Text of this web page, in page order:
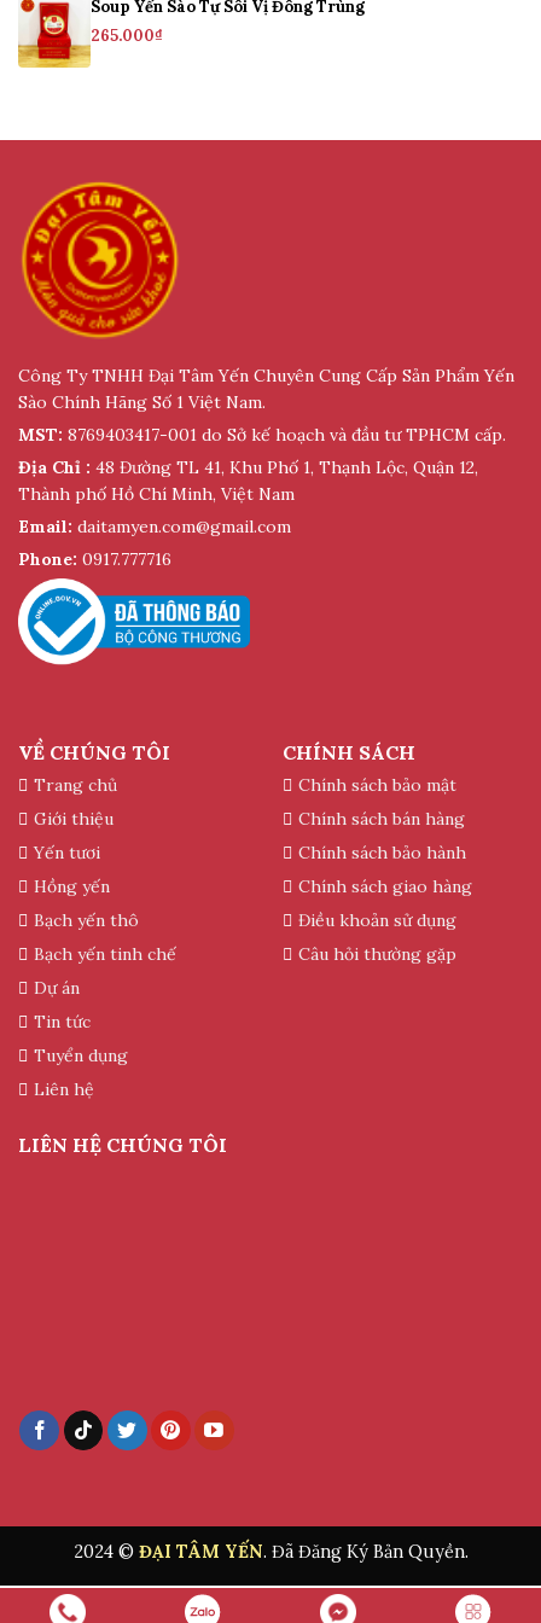
Địa Chỉ : 48 Đường TL 41, Khu Phố 1, Thạnh Lộc,
Quận 12, Thành phố Hồ Chí Minh, Việt Nam
Soup Yến Sào Tự Sôi Vị Đông Trùng
265.000₫
Công Ty TNHH Đại Tâm Yến Chuyên Cung Cấp Sản Phẩm Yến
Sào Chính Hãng Số 1 Việt Nam.
MST: 8769403417-001 do Sở kế hoạch và đầu tư TPHCM cấp.
Địa Chỉ : 48 Đường TL 41, Khu Phố 1, Thạnh Lộc, Quận 12,
Thành phố Hồ Chí Minh, Việt Nam
Email: daitamyen.com@gmail.com
Phone: 0917.777716
VỀ CHÚNG TÔI
Trang chủ
Giới thiệu
Yến tươi
Hồng yến
Bạch yến thô
Bạch yến tinh chế
Dự án
Tin tức
Tuyển dụng
Liên hệ
CHÍNH SÁCH
Chính sách bảo mật
Chính sách bán hàng
Chính sách bảo hành
Chính sách giao hàng
Điều khoản sử dụng
Câu hỏi thường gặp
LIÊN HỆ CHÚNG TÔI
2024 © ĐẠI TÂM YẾN. Đã Đăng Ký Bản Quyền.